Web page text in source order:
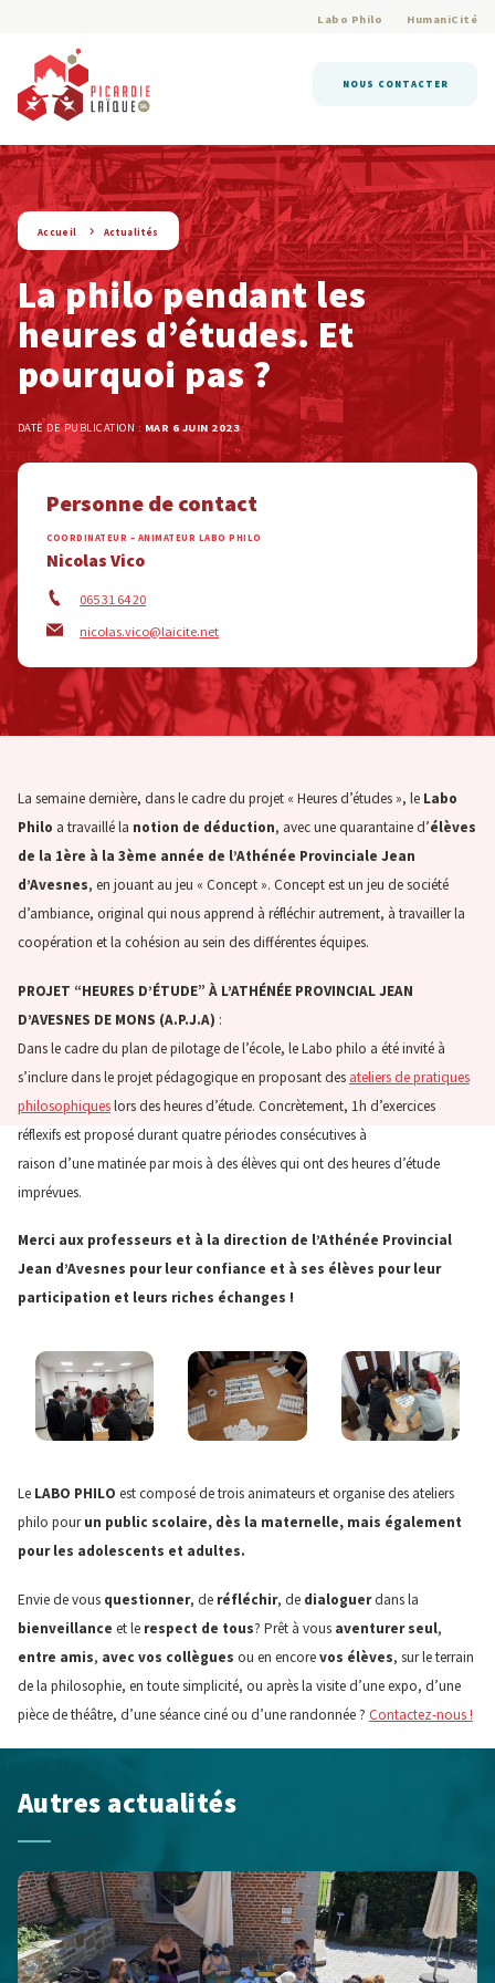
Labo Philo HumaniCité
NOUS CONTACTER
string(9) « actualite »
Accueil Actualités
La philo pendant les
heures d’études. Et
pourquoi pas ?
DATE DE PUBLICATION : MAR 6 JUIN 2023
Personne de contact
COORDINATEUR – ANIMATEUR LABO PHILO
Nicolas Vico
065 31 64 20
nicolas.vico@laicite.net
La semaine dernière, dans le cadre du projet « Heures d’études », le Labo
Philo a travaillé la notion de déduction, avec une quarantaine d’élèves
de la 1ère à la 3ème année de l’Athénée Provinciale Jean
d’Avesnes, en jouant au jeu « Concept ». Concept est un jeu de société
d’ambiance, original qui nous apprend à réfléchir autrement, à travailler la
coopération et la cohésion au sein des différentes équipes.
PROJET “HEURES D’ÉTUDE” À L’ATHÉNÉE PROVINCIAL JEAN
D’AVESNES DE MONS (A.P.J.A) :
Dans le cadre du plan de pilotage de l’école, le Labo philo a été invité à
s’inclure dans le projet pédagogique en proposant des ateliers de pratiques
philosophiqueslors des heures d’étude. Concrètement, 1h d’exercices
réflexifs est proposé durant quatre périodes consécutives à
raison d’une matinée par mois à des élèves qui ont des heures d’étude
imprévues.
Merci aux professeurs et à la direction de l’Athénée Provincial
Jean d’Avesnes pour leur confiance et à ses élèves pour leur
participation et leurs riches échanges !
LeLABO PHILO est composé de trois animateurs et organise des ateliers
philo pourun public scolaire, dès la maternelle, mais également
pour les adolescents et adultes.
Envie de vous questionner, de réfléchir, de dialoguerdans la
bienveillance et le respect de tous? Prêt à vous aventurer seul,
entre amis, avec vos collègues ou en encorevos élèves, sur le terrain
de la philosophie, en toute simplicité, ou après la visite d’une expo, d’une
pièce de théâtre, d’une séance ciné ou d’une randonnée ? Contactez-nous !
Autres actualités